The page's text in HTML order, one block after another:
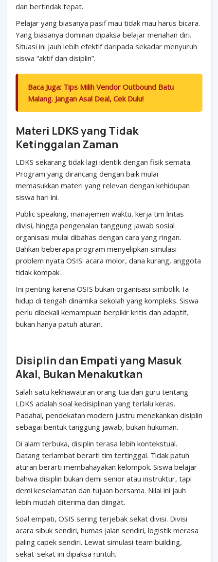
dan bertindak tepat.
Pelajar yang biasanya pasif mau tidak mau harus bicara.
Yang biasanya dominan dipaksa belajar menahan diri.
Situasi ini jauh lebih efektif daripada sekadar menyuruh
siswa “aktif dan disiplin”.
Baca Juga: Tips Milih Vendor Outbound Batu
Malang. Jangan Asal Deal, Cek Dulu!
Materi LDKS yang Tidak
Ketinggalan Zaman
LDKS sekarang tidak lagi identik dengan fisik semata.
Program yang dirancang dengan baik mulai
memasukkan materi yang relevan dengan kehidupan
siswa hari ini.
Public speaking, manajemen waktu, kerja tim lintas
divisi, hingga pengenalan tanggung jawab sosial
organisasi mulai dibahas dengan cara yang ringan.
Bahkan beberapa program menyelipkan simulasi
problem nyata OSIS: acara molor, dana kurang, anggota
tidak kompak.
Ini penting karena OSIS bukan organisasi simbolik. Ia
hidup di tengah dinamika sekolah yang kompleks. Siswa
perlu dibekali kemampuan berpikir kritis dan adaptif,
bukan hanya patuh aturan.
Disiplin dan Empati yang Masuk
Akal, Bukan Menakutkan
Salah satu kekhawatiran orang tua dan guru tentang
LDKS adalah soal kedisiplinan yang terlalu keras.
Padahal, pendekatan modern justru menekankan disiplin
sebagai bentuk tanggung jawab, bukan hukuman.
Di alam terbuka, disiplin terasa lebih kontekstual.
Datang terlambat berarti tim tertinggal. Tidak patuh
aturan berarti membahayakan kelompok. Siswa belajar
bahwa disiplin bukan demi senior atau instruktur, tapi
demi keselamatan dan tujuan bersama. Nilai ini jauh
lebih mudah diterima dan diingat.
Soal empati, OSIS sering terjebak sekat divisi. Divisi
acara sibuk sendiri, humas jalan sendiri, logistik merasa
paling capek sendiri. Lewat simulasi team building,
sekat-sekat ini dipaksa runtuh.